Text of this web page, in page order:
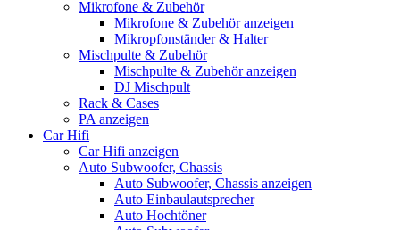
Mikrofone & Zubehör
Mikrofone & Zubehör anzeigen
Mikropfonständer & Halter
Mischpulte & Zubehör
Mischpulte & Zubehör anzeigen
DJ Mischpult
Rack & Cases
PA anzeigen
Car Hifi
Car Hifi anzeigen
Auto Subwoofer, Chassis
Auto Subwoofer, Chassis anzeigen
Auto Einbaulautsprecher
Auto Hochtöner